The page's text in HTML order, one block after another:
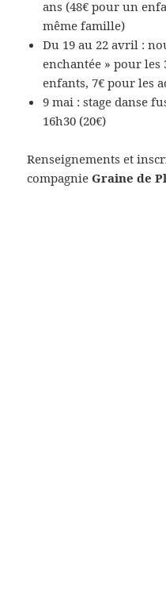
ans (48€ pour un
même famille)
Du 19 au 22 avril :
enchantée » pour les
enfants, 7€ pour les
9 mai : stage danse
16h30 (20€)
Renseignements et
compagnieGraine de